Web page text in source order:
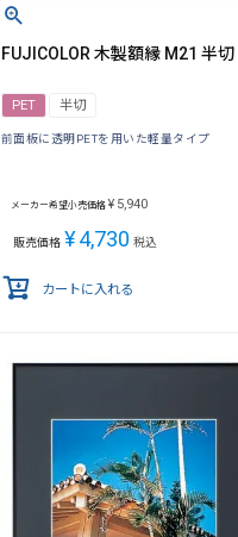
FUJICOLOR 木製額縁 M21 半切
PET 半切
前面板に透明PETを用いた軽量タイプ
メーカー希望小売価格 ¥ 5,940
販売価格 ¥4,730 税込
カートに入れる